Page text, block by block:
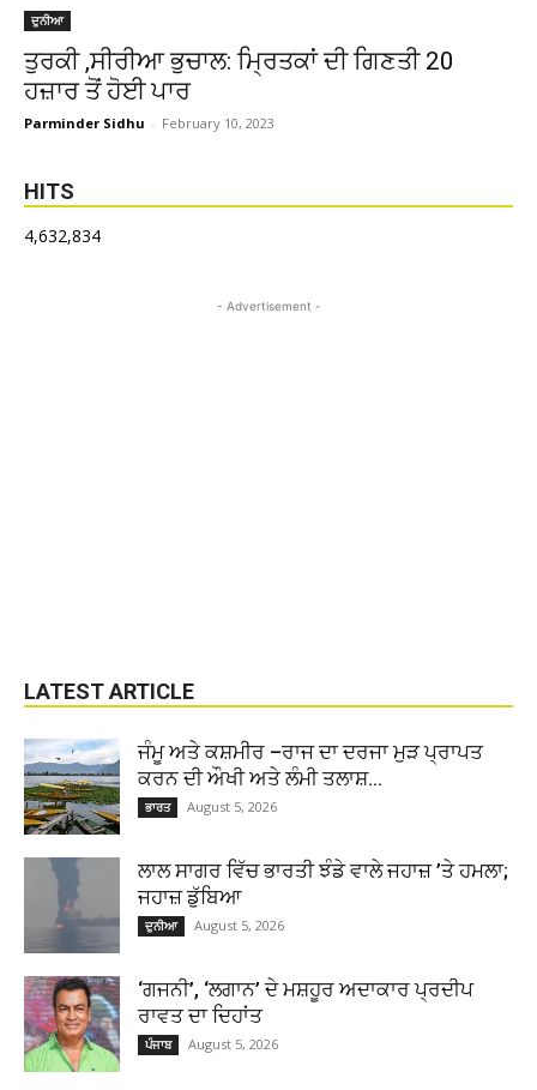
ਦੁਨੀਆ
ਤੁਰਕੀ ,ਸੀਰੀਆ ਭੁਚਾਲ: ਮ੍ਰਿਤਕਾਂ ਦੀ ਗਿਣਤੀ 20
ਹਜ਼ਾਰ ਤੋਂ ਹੋਈ ਪਾਰ
Parminder Sidhu - February 10, 2023
HITS
4,632,834
- Advertisement -
LATEST ARTICLE
ਜੰਮੂ ਅਤੇ ਕਸ਼ਮੀਰ –ਰਾਜ ਦਾ ਦਰਜਾ ਮੁੜ ਪ੍ਰਾਪਤ
ਕਰਨ ਦੀ ਔਖੀ ਅਤੇ ਲੰਮੀ ਤਲਾਸ਼...
ਭਾਰਤ August 5, 2026
ਲਾਲ ਸਾਗਰ ਵਿੱਚ ਭਾਰਤੀ ਝੰਡੇ ਵਾਲੇ ਜਹਾਜ਼ ’ਤੇ ਹਮਲਾ;
ਜਹਾਜ਼ ਡੁੱਬਿਆ
ਦੁਨੀਆ August 5, 2026
‘ਗਜਨੀ’, ‘ਲਗਾਨ’ ਦੇ ਮਸ਼ਹੂਰ ਅਦਾਕਾਰ ਪ੍ਰਦੀਪ
ਰਾਵਤ ਦਾ ਦਿਹਾਂਤ
ਪੰਜਾਬ August 5, 2026